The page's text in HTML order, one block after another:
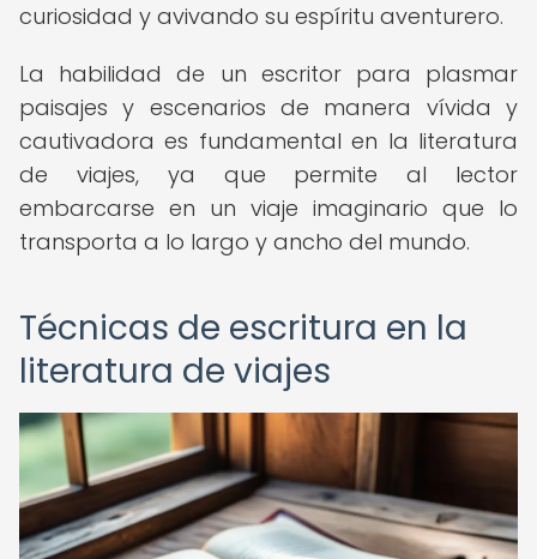
curiosidad y avivando su espíritu aventurero.
La habilidad de un escritor para plasmar
paisajes y escenarios de manera vívida y
cautivadora es fundamental en la literatura
de viajes, ya que permite al lector
embarcarse en un viaje imaginario que lo
transporta a lo largo y ancho del mundo.
Técnicas de escritura en la
literatura de viajes